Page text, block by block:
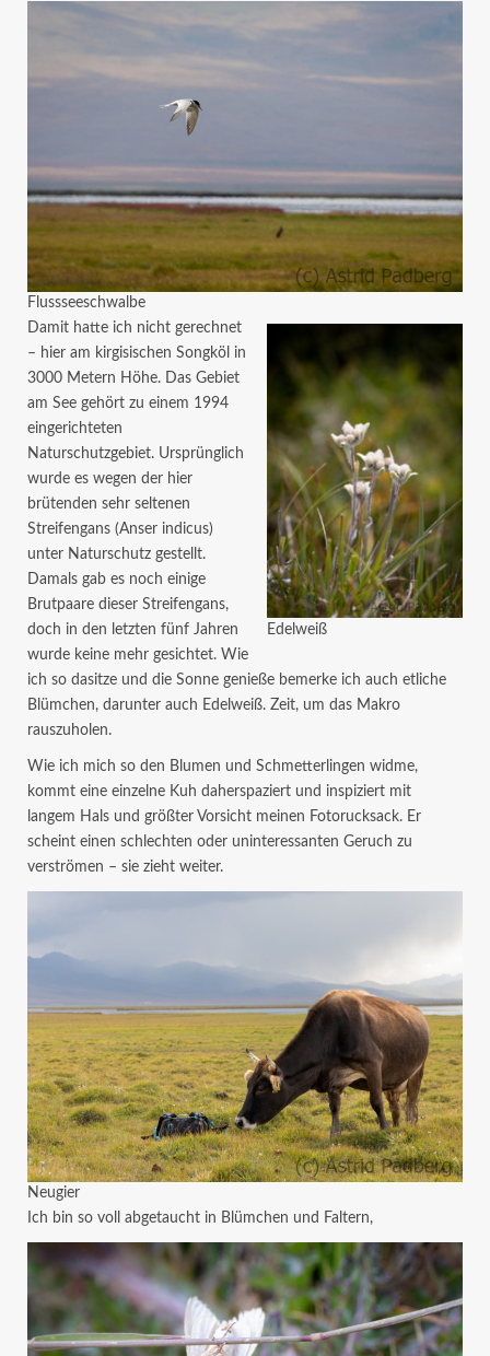
Flussseeschwalbe
Edelweiß
Damit hatte ich nicht gerechnet
– hier am kirgisischen Songköl in
3000 Metern Höhe. Das Gebiet
am See gehört zu einem 1994
eingerichteten
Naturschutzgebiet. Ursprünglich
wurde es wegen der hier
brütenden sehr seltenen
Streifengans (Anser indicus)
unter Naturschutz gestellt.
Damals gab es noch einige
Brutpaare dieser Streifengans,
doch in den letzten fünf Jahren
wurde keine mehr gesichtet. Wie
ich so dasitze und die Sonne genieße bemerke ich auch etliche
Blümchen, darunter auch Edelweiß. Zeit, um das Makro
rauszuholen.
Wie ich mich so den Blumen und Schmetterlingen widme,
kommt eine einzelne Kuh daherspaziert und inspiziert mit
langem Hals und größter Vorsicht meinen Fotorucksack. Er
scheint einen schlechten oder uninteressanten Geruch zu
verströmen – sie zieht weiter.
Neugier
Ich bin so voll abgetaucht in Blümchen und Faltern,